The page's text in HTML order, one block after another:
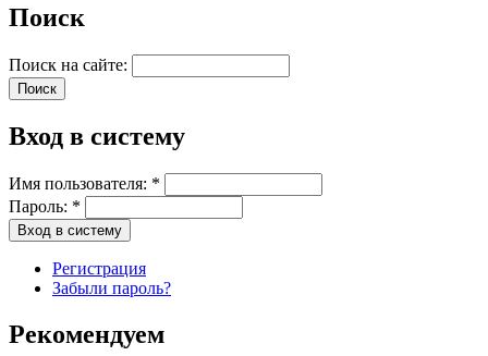
Поиск
Поиск на сайте:
Вход в систему
Имя пользователя: *
Пароль: *
Регистрация
Забыли пароль?
Рекомендуем